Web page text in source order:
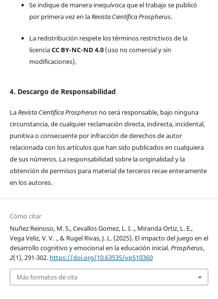
Se indique de manera inequívoca que el trabajo se publicó
por primera vez en laRevista Científica Prospherus.
La redistribución respete los términos restrictivos de la
licenciaCC BY-NC-ND 4.0(uso no comercial y sin
modificaciones).
4. Descargo de Responsabilidad
LaRevista Científica Prospherusno será responsable, bajo ninguna
circunstancia, de cualquier reclamación directa, indirecta, incidental,
punitiva o consecuente por infracción de derechos de autor
relacionada con los artículos que han sido publicados en cualquiera
de sus números. La responsabilidad sobre la originalidad y la
obtención de permisos para material de terceros recae enteramente
en los autores.
Cómo citar
Nuñez Reinoso, M. S., Cevallos Gomez, L. I. ., Miranda Ortiz, L. E.,
Vega Veliz, V. V. ., & Rugel Rivas, J. L. (2025). El impacto del juego en el
desarrollo cognitivo y emocional en la educación inicial.Prospherus,
2(1), 291-302. https://doi.org/10.63535/vp510360
Más formatos de cita